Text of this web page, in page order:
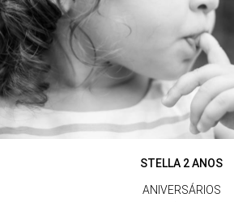
STELLA 2 ANOS
ANIVERSÁRIOS